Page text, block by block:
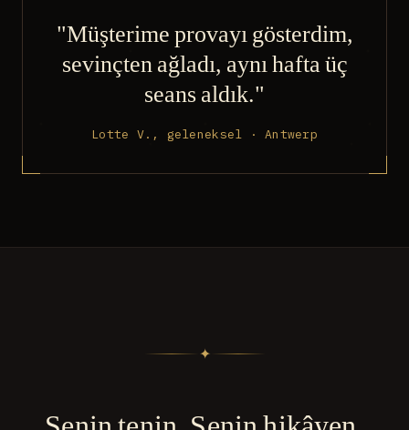
"Müşterime provayı gösterdim,
sevinçten ağladı, aynı hafta üç
seans aldık."
Lotte V., geleneksel · Antwerp
✦